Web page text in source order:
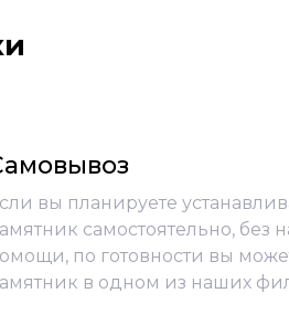
вы планируете
самостоятельно, без
по готовности вы
в одном из наших